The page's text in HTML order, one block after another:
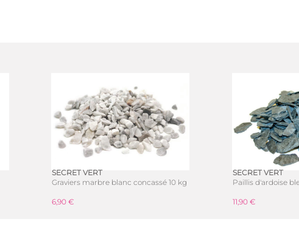
SECRET VERT
Graviers marbre blanc concassé 10 kg
6,90 €
SECRET VERT
Paillis d'ardoise
11,90 €